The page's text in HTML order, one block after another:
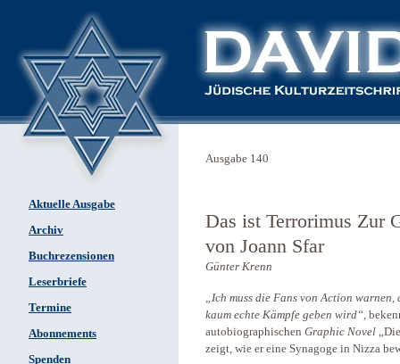
Aktuelle Ausgabe
Archiv
Buchrezensionen
Leserbriefe
Termine
Abonnements
Spenden
Ausgabe 140
Das ist Terrorimus Zur
von Joann Sfar
Günter Krenn
„Ich muss die Fans von Action warnen,
kaum echte Kämpfe geben wird“,
autobiographischen Graphic Novel
zeigt, wie er eine Synagoge in Nizza